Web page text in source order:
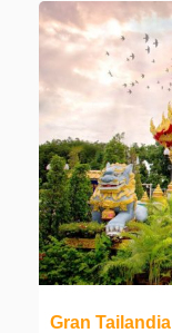
Gran Tailandia